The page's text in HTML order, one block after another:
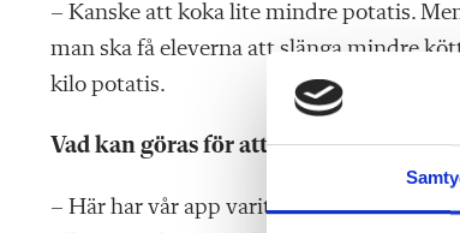
– Kanske att koka lite mindre potatis.
man ska få eleverna att slänga mindre
kilo potatis.
Vad kan göras för att minska just
– Här har vår app varit av stor betydelse.